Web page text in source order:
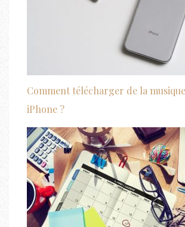
Comment télécharger de la
iPhone ?